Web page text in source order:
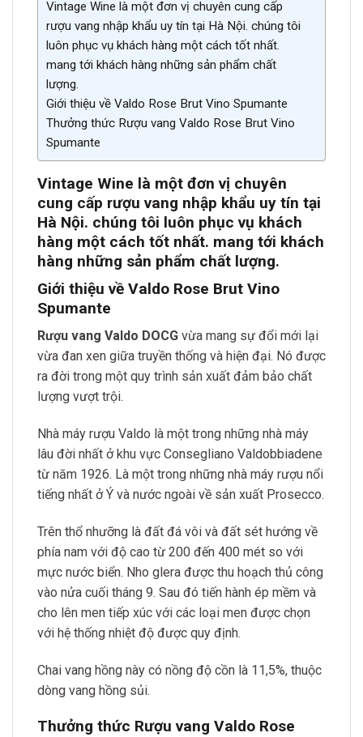
Vintage Wine là một đơn vị chuyên cung cấp
rượu vang nhập khẩu uy tín tại Hà Nội. chúng tôi
luôn phục vụ khách hàng một cách tốt nhất.
mang tới khách hàng những sản phẩm chất
lượng.
Giới thiệu về Valdo Rose Brut Vino Spumante
Thưởng thức Rượu vang Valdo Rose Brut Vino
Spumante
Vintage Wine là một đơn vị chuyên
cung cấp rượu vang nhập khẩu uy tín tại
Hà Nội. chúng tôi luôn phục vụ khách
hàng một cách tốt nhất. mang tới khách
hàng những sản phẩm chất lượng.
Giới thiệu về Valdo Rose Brut Vino
Spumante
Rượu vang Valdo DOCG vừa mang sự đổi mới lại
vừa đan xen giữa truyền thống và hiện đại. Nó được
ra đời trong một quy trình sản xuất đảm bảo chất
lượng vượt trội.
Nhà máy rượu Valdo là một trong những nhà máy
lâu đời nhất ở khu vực Consegliano Valdobbiadene
từ năm 1926. Là một trong những nhà máy rượu nổi
tiếng nhất ở Ý và nước ngoài về sản xuất Prosecco.
Trên thổ nhưỡng là đất đá vôi và đất sét hướng về
phía nam với độ cao từ 200 đến 400 mét so với
mực nước biển. Nho glera được thu hoạch thủ công
vào nửa cuối tháng 9. Sau đó tiến hành ép mềm và
cho lên men tiếp xúc với các loại men được chọn
với hệ thống nhiệt độ được quy định.
Chai vang hồng này có nồng độ cồn là 11,5%, thuộc
dòng vang hồng sủi.
Thưởng thức Rượu vang Valdo Rose